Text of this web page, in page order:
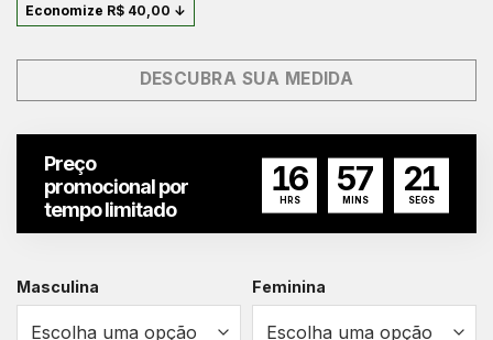
Economize R$ 40,00 ↓
DESCUBRA SUA MEDIDA
Preço
promocional por
tempo limitado
16
HRS
57
MINS
21
SEGS
Masculina Feminina